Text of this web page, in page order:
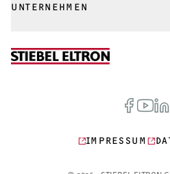
UNTERNEHMEN
IMPRESSUM